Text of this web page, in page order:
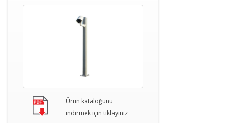
Ürün kataloğunu
indirmek için tıklayınız